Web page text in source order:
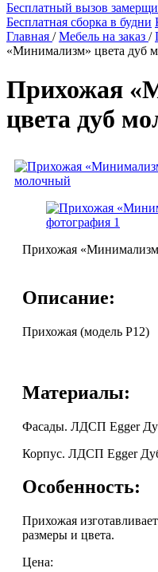
Бесплатный вызов
Бесплатная сборка в будни
Главная /Мебель на заказ /
«Минимализм» цвета дуб
Прихожая
цвета дуб
Прихожая
Описание:
Прихожая (модель P12)
Материалы:
Фасады. ЛДСП Egger
Корпус. ЛДСП Egger
Особенность:
Прихожая
размеры и цвета.
Цена: